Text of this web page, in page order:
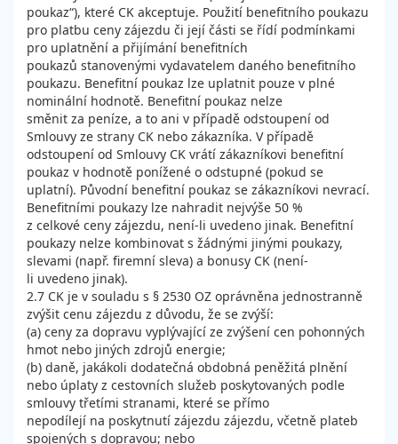
poukaz“), které CK akceptuje. Použití benefitního poukazu
pro platbu ceny zájezdu či její části se řídí podmínkami
pro uplatnění a přijímání benefitních
poukazů stanovenými vydavatelem daného benefitního
poukazu. Benefitní poukaz lze uplatnit pouze v plné
nominální hodnotě. Benefitní poukaz nelze
směnit za peníze, a to ani v případě odstoupení od
Smlouvy ze strany CK nebo zákazníka. V případě
odstoupení od Smlouvy CK vrátí zákazníkovi benefitní
poukaz v hodnotě ponížené o odstupné (pokud se
uplatní). Původní benefitní poukaz se zákazníkovi nevrací.
Benefitními poukazy lze nahradit nejvýše 50 %
z celkové ceny zájezdu, není-li uvedeno jinak. Benefitní
poukazy nelze kombinovat s žádnými jinými poukazy,
slevami (např. firemní sleva) a bonusy CK (není-
li uvedeno jinak).
2.7 CK je v souladu s § 2530 OZ oprávněna jednostranně
zvýšit cenu zájezdu z důvodu, že se zvýší:
(a) ceny za dopravu vyplývající ze zvýšení cen pohonných
hmot nebo jiných zdrojů energie;
(b) daně, jakákoli dodatečná obdobná peněžitá plnění
nebo úplaty z cestovních služeb poskytovaných podle
smlouvy třetími stranami, které se přímo
nepodílejí na poskytnutí zájezdu zájezdu, včetně plateb
spojených s dopravou; nebo